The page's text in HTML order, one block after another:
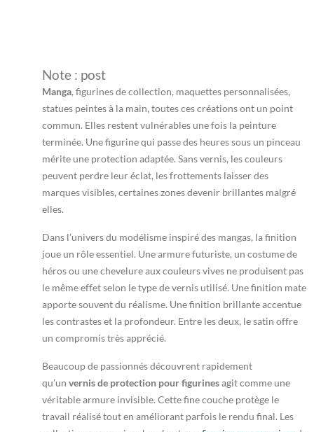
Note : post
Manga, figurines de collection, maquettes personnalisées,
statues peintes à la main, toutes ces créations ont un point
commun. Elles restent vulnérables une fois la peinture
terminée. Une figurine qui passe des heures sous un pinceau
mérite une protection adaptée. Sans vernis, les couleurs
peuvent perdre leur éclat, les frottements laisser des
marques visibles, certaines zones devenir brillantes malgré
elles.
Dans l’univers du modélisme inspiré des mangas, la finition
joue un rôle essentiel. Une armure futuriste, un costume de
héros ou une chevelure aux couleurs vives ne produisent pas
le même effet selon le type de vernis utilisé. Une finition mate
apporte souvent du réalisme. Une finition brillante accentue
les contrastes et la profondeur. Entre les deux, le satin offre
un compromis très apprécié.
Beaucoup de passionnés découvrent rapidement
qu’un vernis de protection pour figurinesagit comme une
véritable armure invisible. Cette fine couche protège le
travail réalisé tout en améliorant parfois le rendu final. Les